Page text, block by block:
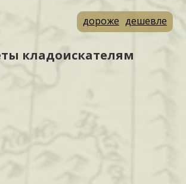
дороже дешевле
кладоискателям